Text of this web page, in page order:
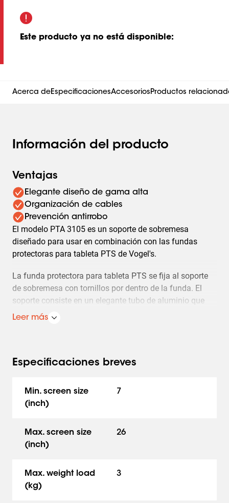
Este producto ya no está disponible:
Acerca deEspecificacionesAccesoriosProductos
Información del producto
Ventajas
Elegante diseño de gama alta
Organización de cables
Prevención antirrobo
El modelo PTA 3105 es un soporte de sobremesa
diseñado para usar en combinación con las fundas
protectoras para tableta PTS de Vogel's.
La funda protectora para tableta PTS se fija al soporte
de sobremesa con tornillos por dentro de la funda. El
soporte consiste en un elegante tubo de aluminio que
lleva integrado un sistema para organizar los cables y
Leer más
Especificaciones breves
Min. screen size
(inch)
7
Max. screen size
(inch)
26
Max. weight load
(kg)
3